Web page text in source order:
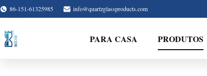
86-151-61325985 info@quartzglassproducts.com
PARA CASA PRODUTOS